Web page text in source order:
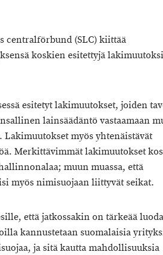
centralförbund (SLC) kiittää
koskien esitettyjä
esitetyt lakimuutokset, joiden
lainsäädäntö vastaamaan
myös yhtenäistävät
Merkittävimmät lakimuutokset
muun muassa, että
myös nimisuojaan liittyvät seikat.
että jatkossakin on tärkeää luoda
kannustetaan suomalaisia
ja sitä kautta mahdollisuuksia